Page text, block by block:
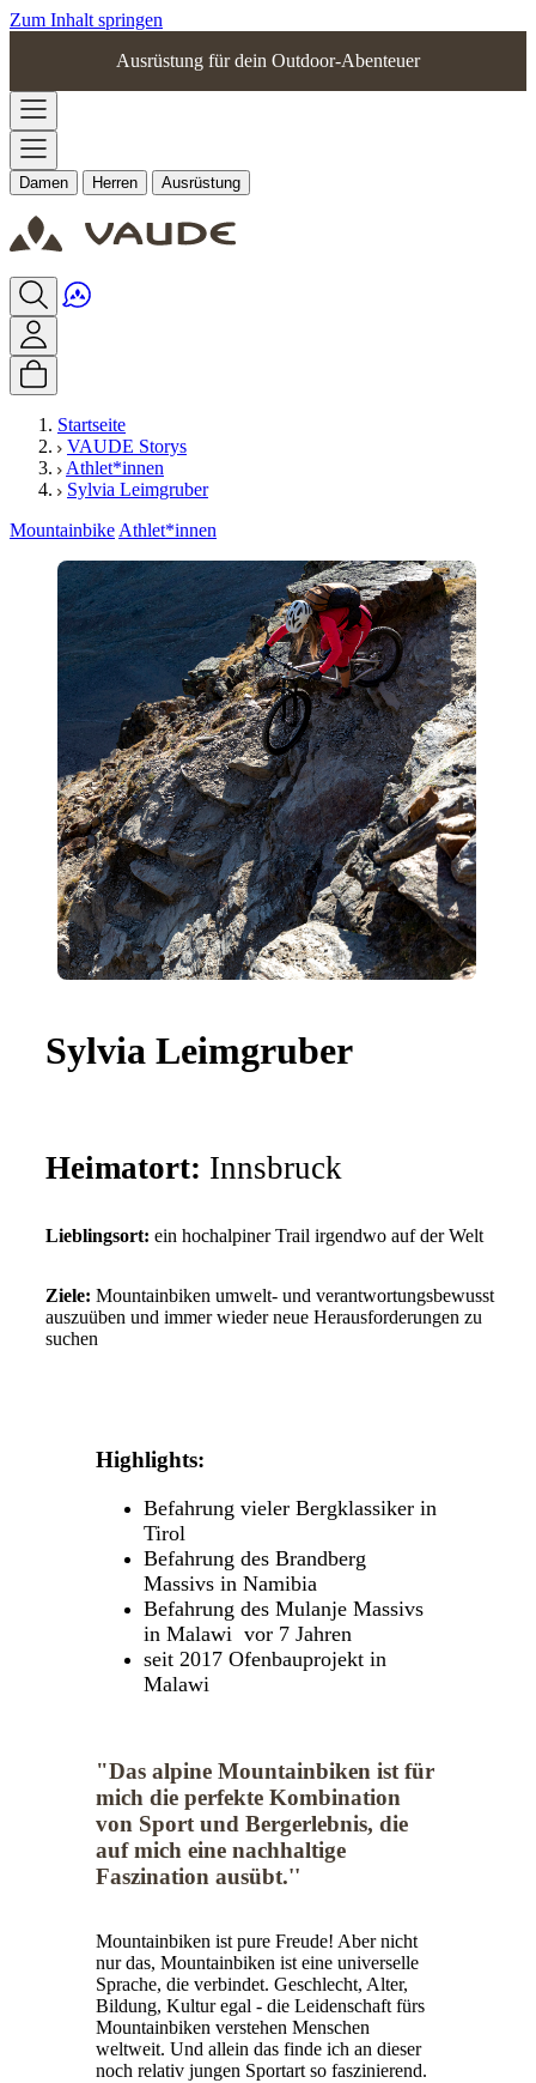
Zum Inhalt springen
Ausrüstung für dein Outdoor-Abenteuer
Damen Herren Ausrüstung
Startseite
VAUDE Storys
Athlet*innen
Sylvia Leimgruber
Mountainbike Athlet*innen
Sylvia Leimgruber
Heimatort: Innsbruck
Lieblingsort: ein hochalpiner Trail irgendwo auf der Welt
Ziele: Mountainbiken umwelt- und verantwortungsbewusst
auszuüben und immer wieder neue Herausforderungen zu
suchen
Highlights:
Befahrung vieler Bergklassiker in
Tirol
Befahrung des Brandberg
Massivs in Namibia
Befahrung des Mulanje Massivs
in Malawi vor 7 Jahren
seit 2017 Ofenbauprojekt in
Malawi
"Das alpine Mountainbiken ist für
mich die perfekte Kombination
von Sport und Bergerlebnis, die
auf mich eine nachhaltige
Faszination ausübt.''
Mountainbiken ist pure Freude! Aber nicht
nur das, Mountainbiken ist eine universelle
Sprache, die verbindet. Geschlecht, Alter,
Bildung, Kultur egal - die Leidenschaft fürs
Mountainbiken verstehen Menschen
weltweit. Und allein das finde ich an dieser
noch relativ jungen Sportart so faszinierend.